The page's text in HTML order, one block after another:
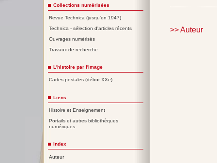
>> Auteur
Collections numérisées
Revue Technica (jusqu'en 1947)
Technica - sélection d'articles récents
Ouvrages numérisés
Travaux de recherche
L'histoire par l'image
Cartes postales (début XXe)
Liens
Histoire et Enseignement
Portails et autres bibliothèques
numériques
Index
Auteur